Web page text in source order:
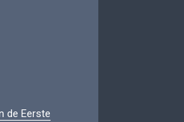
de Eerste